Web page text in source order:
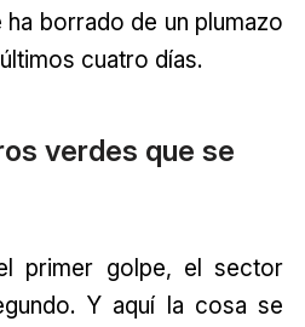
borrado de un plumazo
cuatro días.
verdes que se
primer golpe, el sector
Y aquí la cosa se